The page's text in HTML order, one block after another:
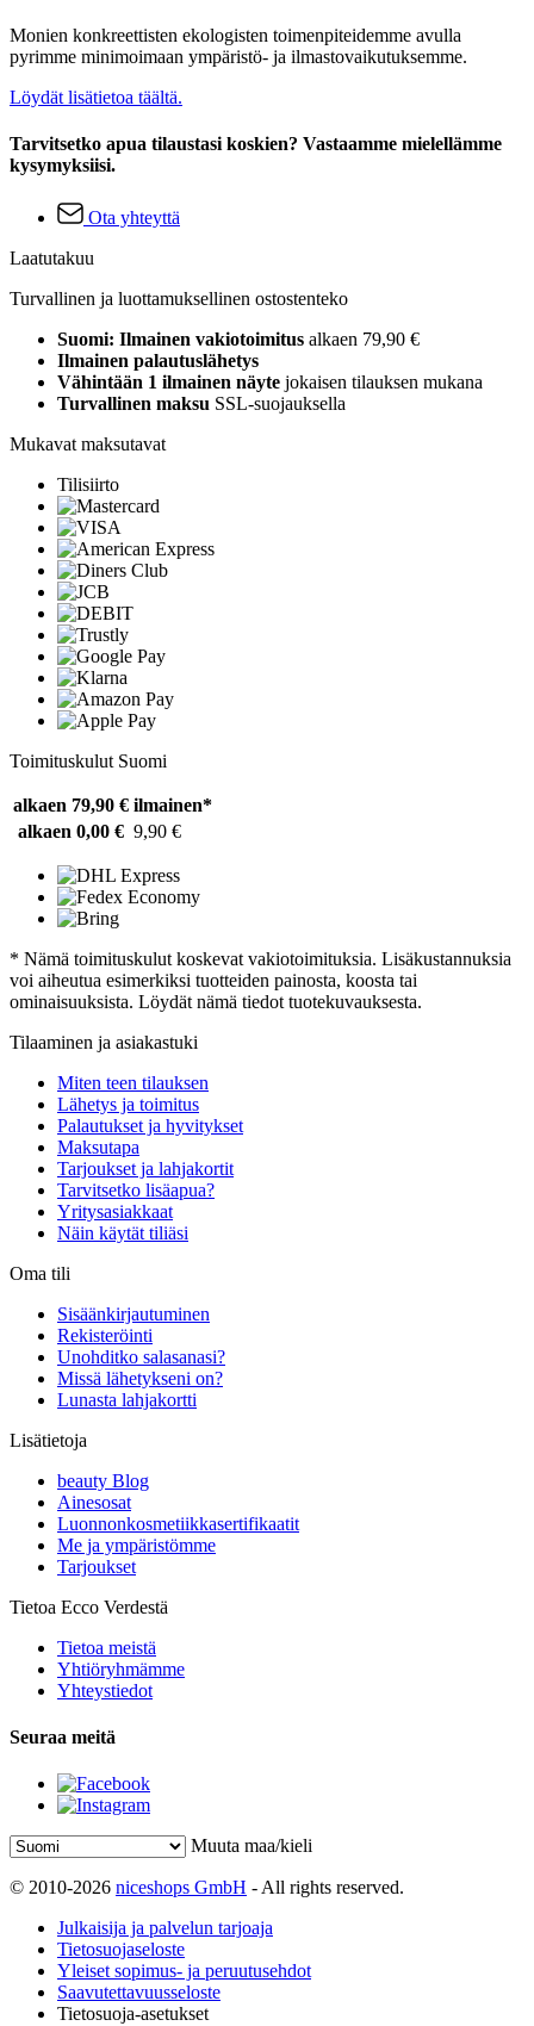
Monien konkreettisten ekologisten toimenpiteidemme avulla
pyrimme minimoimaan ympäristö- ja ilmastovaikutuksemme.
Löydät lisätietoa täältä.
Tarvitsetko apua tilaustasi koskien? Vastaamme mielellämme
kysymyksiisi.
Ota yhteyttä
Laatutakuu
Turvallinen ja luottamuksellinen ostostenteko
Suomi: Ilmainen vakiotoimitus alkaen 79,90 €
Ilmainen palautuslähetys
Vähintään 1 ilmainen näyte jokaisen tilauksen mukana
Turvallinen maksu SSL-suojauksella
Mukavat maksutavat
Tilisiirto
Toimituskulut Suomi
alkaen 79,90 € ilmainen*
alkaen 0,00 € 9,90 €
* Nämä toimituskulut koskevat vakiotoimituksia. Lisäkustannuksia
voi aiheutua esimerkiksi tuotteiden painosta, koosta tai
ominaisuuksista. Löydät nämä tiedot tuotekuvauksesta.
Tilaaminen ja asiakastuki
Miten teen tilauksen
Lähetys ja toimitus
Palautukset ja hyvitykset
Maksutapa
Tarjoukset ja lahjakortit
Tarvitsetko lisäapua?
Yritysasiakkaat
Näin käytät tiliäsi
Oma tili
Sisäänkirjautuminen
Rekisteröinti
Unohditko salasanasi?
Missä lähetykseni on?
Lunasta lahjakortti
Lisätietoja
beauty Blog
Ainesosat
Luonnonkosmetiikkasertifikaatit
Me ja ympäristömme
Tarjoukset
Tietoa Ecco Verdestä
Tietoa meistä
Yhtiöryhmämme
Yhteystiedot
Seuraa meitä
Muuta maa/kieli
© 2010-2026 niceshops GmbH - All rights reserved.
Julkaisija ja palvelun tarjoaja
Tietosuojaseloste
Yleiset sopimus- ja peruutusehdot
Saavutettavuusseloste
Tietosuoja-asetukset